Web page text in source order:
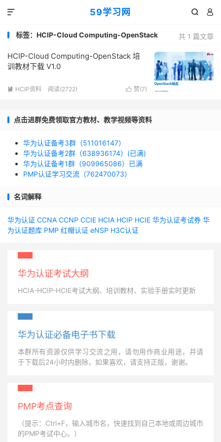
59学习网  

共 1 篇文章
标签：HCIP-Cloud Computing-OpenStack
HCIP-Cloud Computing-OpenStack 培
训教材下载 V1.0
 赞(7)
 HCIP资料 阅读(2722)
点击进群免费领取官方教材、教学视频等资料
华为认证备考3群（511016147）
华为认证备考2群（638936174）(已满)
华为认证备考1群（909965086）已满
PMP认证学习交流（762470073）
名词解释
华为认证 CCNA CCNP CCIE HCIA HCIP HCIE 华为认证考试券 华
为认证题库 PMP 红帽认证 eNSP H3C认证
华为认证考试大纲
HCIA-HCIP-HCIE考试大纲、培训教材、实验手册实时更新
华为认证必备电子书下载
本群所有资源仅供学习交流之用，请勿用作商业用途，并请
于下载后24小时内删除，如果喜欢，请支持正版，谢谢。
PMP考点查询
（提示：Ctrl+F，输入城市名，快速找到自己本地或周边城市
的PMP考试中心。）